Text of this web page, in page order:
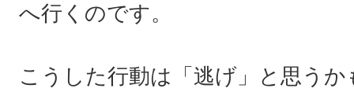
へ行くのです。
こうした行動は「逃げ」と思う